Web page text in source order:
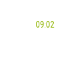
09:02